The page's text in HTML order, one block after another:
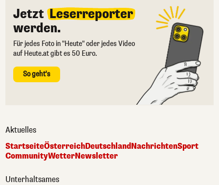
Jetzt Leserreporter
werden.
Für jedes Foto in "Heute" oder jedes Video
auf Heute.at gibt es 50 Euro.
So geht's
Aktuelles
StartseiteÖsterreichDeutschlandNachrichtenSport
CommunityWetterNewsletter
Unterhaltsames